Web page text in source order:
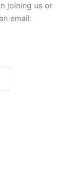
joining us or
email: